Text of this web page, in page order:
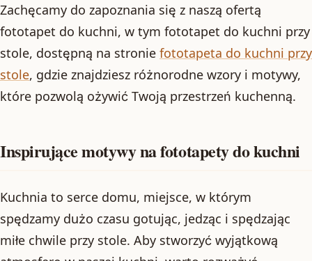
Zachęcamy do zapoznania się z naszą ofertą
fototapet do kuchni, w tym fototapet do kuchni przy
stole, dostępną na stronie fototapeta do kuchni przy
stole, gdzie znajdziesz różnorodne wzory i motywy,
które pozwolą ożywić Twoją przestrzeń kuchenną.
Inspirujące motywy na fototapety do kuchni
Kuchnia to serce domu, miejsce, w którym
spędzamy dużo czasu gotując, jedząc i spędzając
miłe chwile przy stole. Aby stworzyć wyjątkową